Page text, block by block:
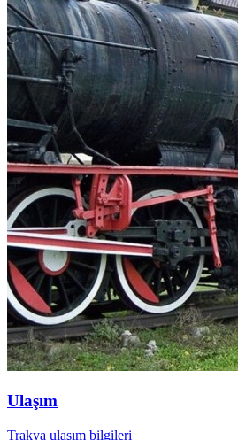
Ulaşım
Trakya ulaşım bilgileri